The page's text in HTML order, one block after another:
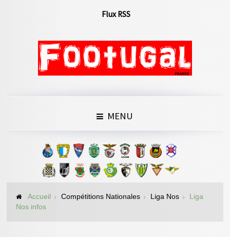
Flux RSS
MENU
Accueil Compétitions Nationales Liga Nos
Liga
Nos infos